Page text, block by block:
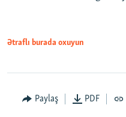
Ətraflı burada oxuyun
Paylaş PDF